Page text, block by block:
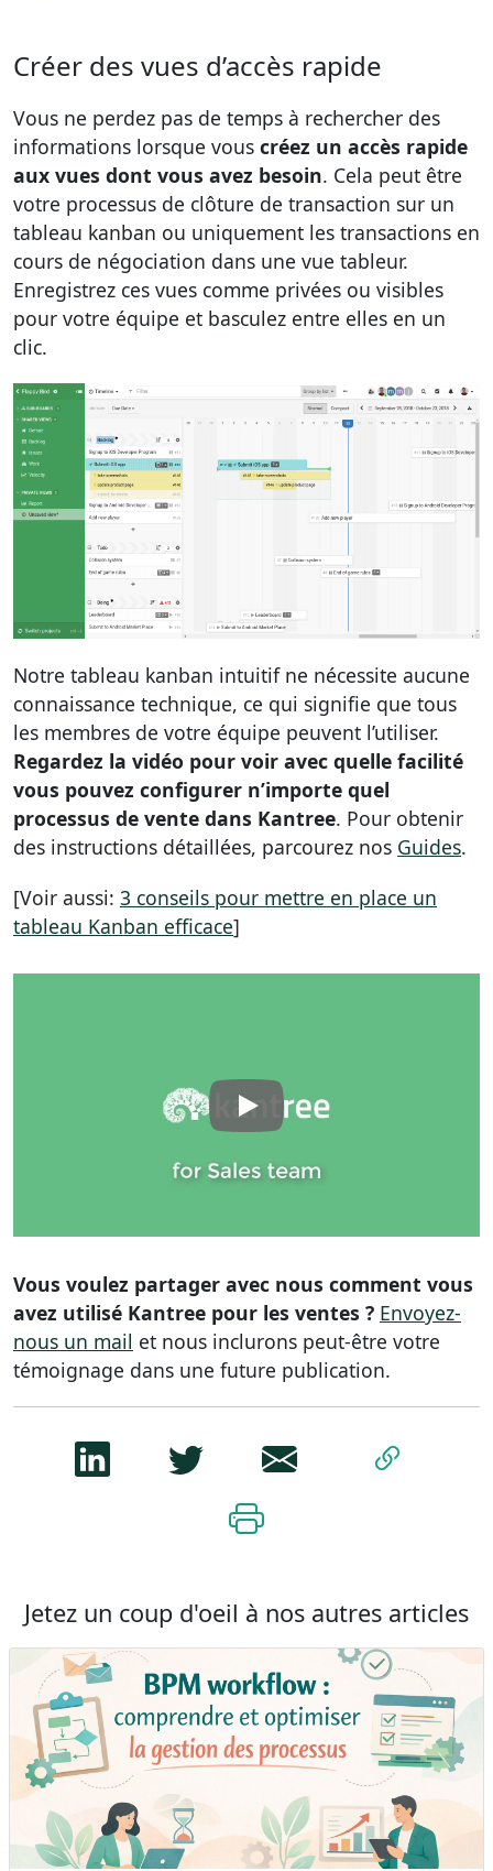
Créer des vues d’accès rapide
Vous ne perdez pas de temps à rechercher des
informations lorsque vous créez un accès rapide
aux vues dont vous avez besoin. Cela peut être
votre processus de clôture de transaction sur un
tableau kanban ou uniquement les transactions en
cours de négociation dans une vue tableur.
Enregistrez ces vues comme privées ou visibles
pour votre équipe et basculez entre elles en un
clic.
Notre tableau kanban intuitif ne nécessite aucune
connaissance technique, ce qui signifie que tous
les membres de votre équipe peuvent l’utiliser.
Regardez la vidéo pour voir avec quelle facilité
vous pouvez configurer n’importe quel
processus de vente dans Kantree. Pour obtenir
des instructions détaillées, parcourez nos Guides.
[Voir aussi: 3 conseils pour mettre en place un
tableau Kanban efficace]
Vous voulez partager avec nous comment vous
avez utilisé Kantree pour les ventes ? Envoyez-
nous un mail et nous inclurons peut-être votre
témoignage dans une future publication.
Jetez un coup d'oeil à nos autres articles